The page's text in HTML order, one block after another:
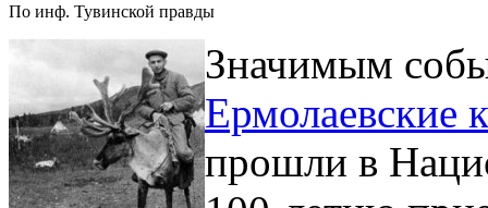
По инф. Тувинской правды
Значимым
Ермолаевские
прошли в